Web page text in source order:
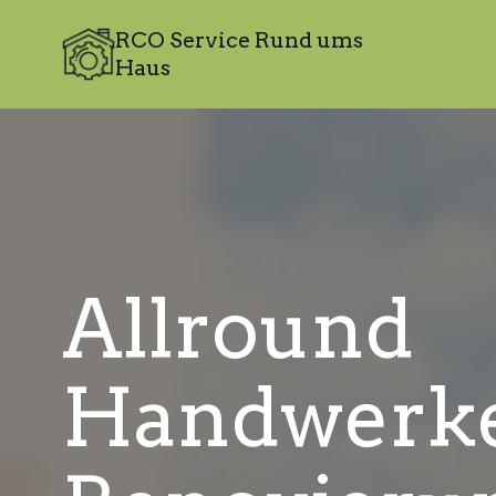
RCO Service Rund ums
Haus
Allround